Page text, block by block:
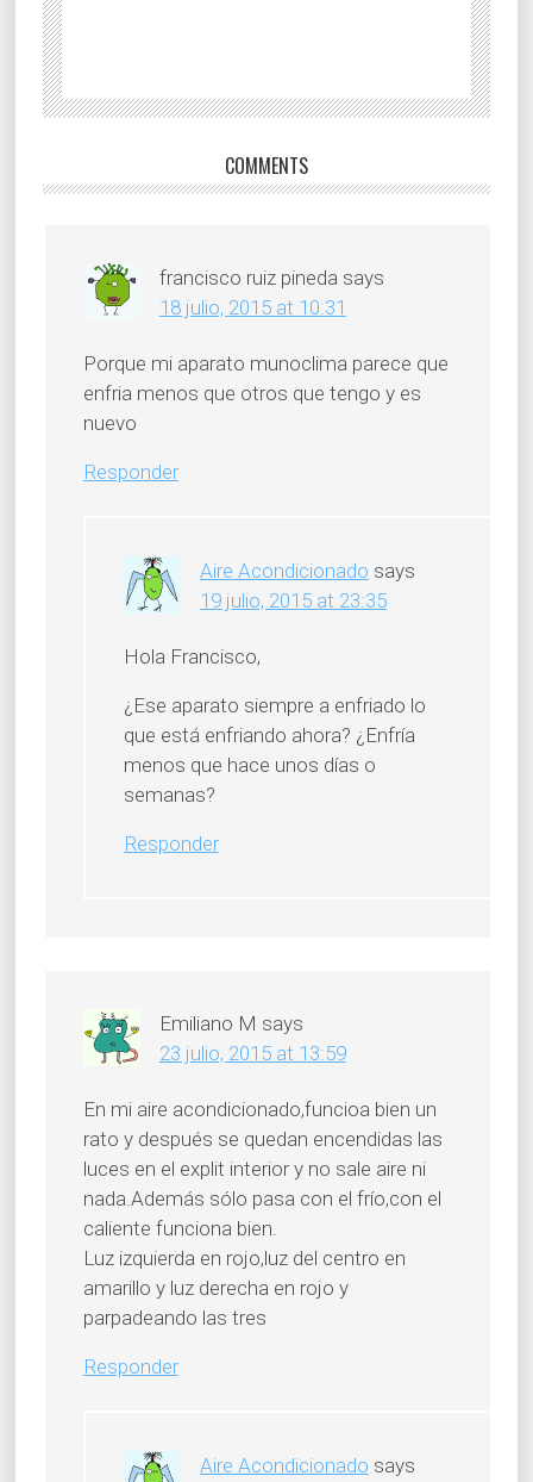
COMMENTS
francisco ruiz pineda says
18 julio, 2015 at 10:31
Porque mi aparato munoclima parece que
enfria menos que otros que tengo y es
nuevo
Responder
Aire Acondicionado says
19 julio, 2015 at 23:35
Hola Francisco,
¿Ese aparato siempre a enfriado lo
que está enfriando ahora? ¿Enfría
menos que hace unos días o
semanas?
Responder
Emiliano M says
23 julio, 2015 at 13:59
En mi aire acondicionado,funcioa bien un
rato y después se quedan encendidas las
luces en el explit interior y no sale aire ni
nada.Además sólo pasa con el frío,con el
caliente funciona bien.
Luz izquierda en rojo,luz del centro en
amarillo y luz derecha en rojo y
parpadeando las tres
Responder
Aire Acondicionado says